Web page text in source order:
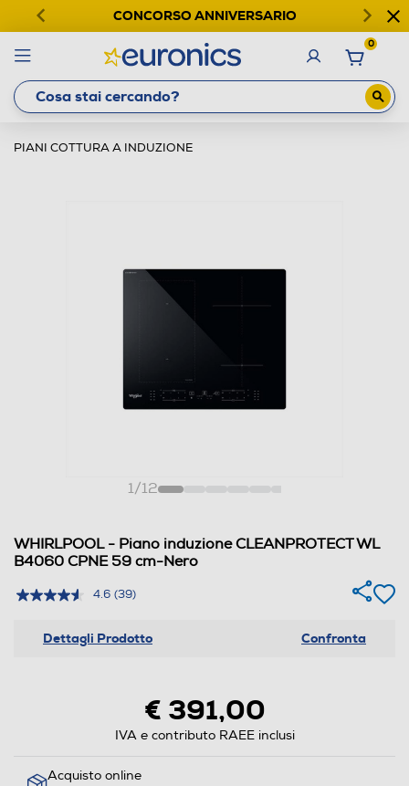
CONCORSO ANNIVERSARIO
0
PIANI COTTURA A INDUZIONE
1/12
WHIRLPOOL - Piano induzione CLEANPROTECT WL
B4060 CPNE 59 cm-Nero
4.6 (39)
Dettagli Prodotto Confronta
€ 391,00
IVA e contributo RAEE inclusi
Acquisto online